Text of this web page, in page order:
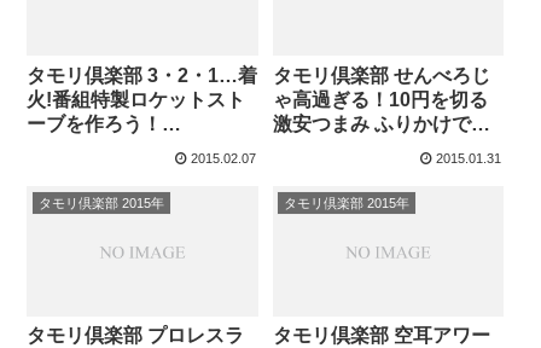
タモリ倶楽部 3・2・1…着
火!番組特製ロケットスト
ーブを作ろう！
2015.02.07
タモリ倶楽部 せんべろじ
ゃ高過ぎる！10円を切る
激安つまみ ふりかけで呑
む！ (2015/01/30)
2015.01.31
タモリ倶楽部 2015年
タモリ倶楽部 プロレスラ
タモリ倶楽部 2015年
タモリ倶楽部 空耳アワー